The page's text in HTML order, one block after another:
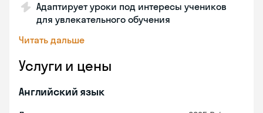
Адаптирует уроки под интересы учеников
для увлекательного обучения
Читать дальше
Услуги и цены
Английский язык